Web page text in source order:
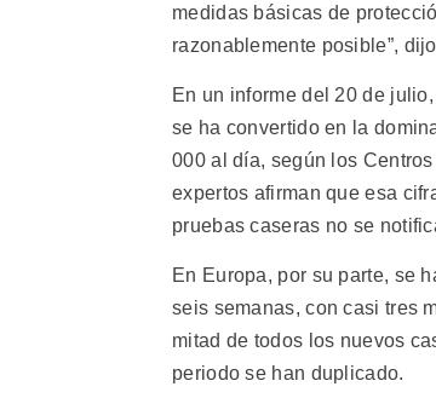
medidas básicas de
razonablemente posible”,
En un informe del 20 de
se ha convertido en la
000 al día, según los
expertos afirman que esa
pruebas caseras no se
En Europa, por su parte, se
seis semanas, con casi tres
mitad de todos los nuevos
periodo se han duplicado.